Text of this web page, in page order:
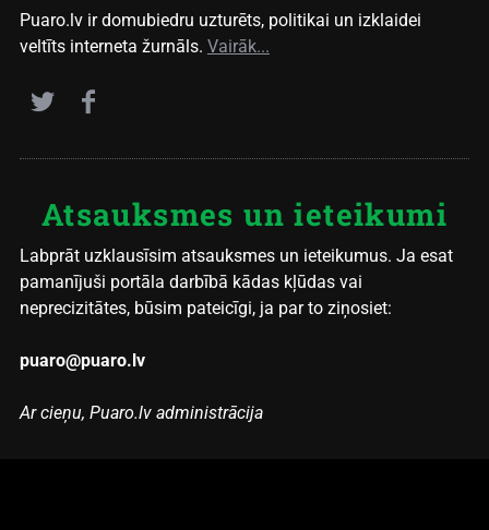
Puaro.lv ir domubiedru uzturēts, politikai un izklaidei
veltīts interneta žurnāls. Vairāk...
Atsauksmes un ieteikumi
Labprāt uzklausīsim atsauksmes un ieteikumus. Ja esat
pamanījuši portāla darbībā kādas kļūdas vai
neprecizitātes, būsim pateicīgi, ja par to ziņosiet:
puaro@puaro.lv
Ar cieņu, Puaro.lv administrācija